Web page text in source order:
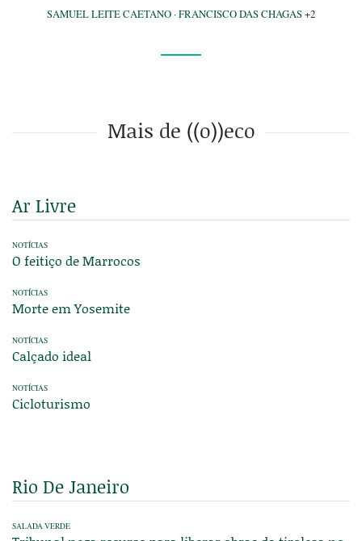
SAMUEL LEITE CAETANO ·FRANCISCO DAS CHAGAS+2
Mais de ((o))eco
Ar Livre
NOTÍCIAS
O feitiço de Marrocos
NOTÍCIAS
Morte em Yosemite
NOTÍCIAS
Calçado ideal
NOTÍCIAS
Cicloturismo
Rio De Janeiro
SALADA VERDE